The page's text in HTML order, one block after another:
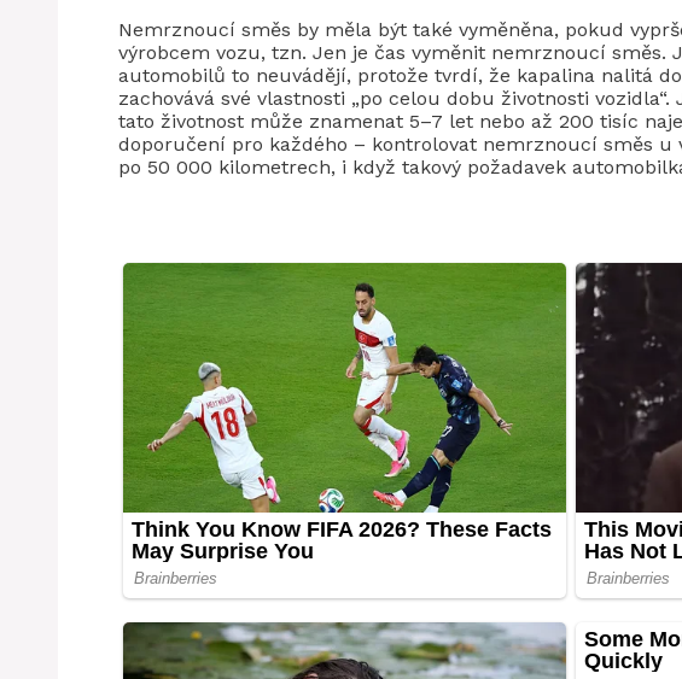
Nemrznoucí směs by měla být také vyměněna, pokud
výrobcem vozu, tzn. Jen je čas vyměnit nemrznoucí směs.
automobilů to neuvádějí, protože tvrdí, že kapalina nalitá
zachovává své vlastnosti „po celou dobu životnosti
tato životnost může znamenat 5–7 let nebo až 200 tisíc
doporučení pro každého – kontrolovat nemrznoucí směs u
po 50 000 kilometrech, i když takový požadavek